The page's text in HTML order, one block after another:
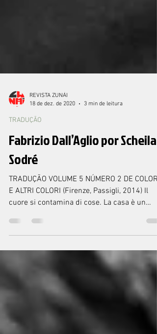
REVISTA ZUNÁI
TRADUÇÃO
Fabrizio Dall’Aglio por Scheila
Sodré
TRADUÇÃO VOLUME 5 NÚMERO 2 DE COLORI
cuore si contamina di cose. La casa è un
abitacolo...